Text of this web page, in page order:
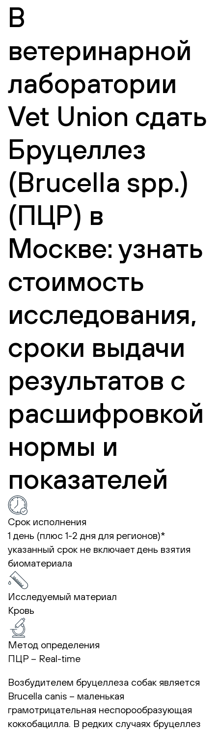
В
ветеринарной
лаборатории
Vet Union сдать
Бруцеллез
(Brucella spp.)
(ПЦР) в
Москве: узнать
стоимость
исследования,
сроки выдачи
результатов с
расшифровкой
нормы и
показателей
Срок исполнения
1 день (плюс 1-2 дня для регионов)*
указанный срок не включает день взятия
биоматериала
Исследуемый материал
Кровь
Метод определения
ПЦР – Real-time
Возбудителем бруцеллеза собак является
Brucella canis – маленькая
грамотрицательная неспорообразующая
коккобацилла. В редких случаях бруцеллез